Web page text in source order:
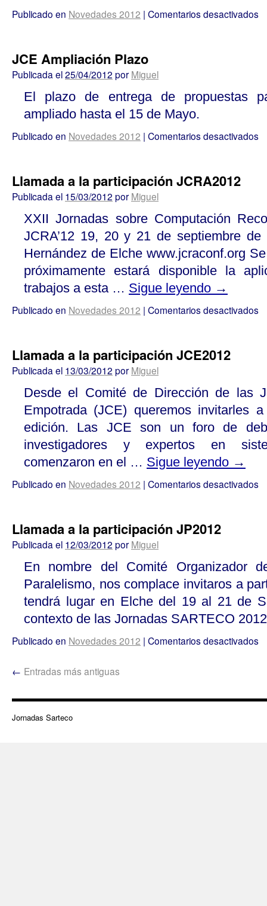
Publicado en Novedades 2012 | Comentarios desactivados
JCE Ampliación Plazo
Publicada el25/04/2012 por Miguel
El plazo de entrega de propuestas
ampliado hasta el 15 de Mayo.
Publicado en Novedades 2012 | Comentarios desactivados
Llamada a la participación JCRA2012
Publicada el 15/03/2012 por Miguel
XXII Jornadas sobre Computación
JCRA’12 19, 20 y 21 de septiembre
Hernández de Elche www.jcraconf.org
próximamente estará disponible la
trabajos a esta … Sigue leyendo →
Publicado en Novedades 2012 | Comentarios desactivados
Llamada a la participación JCE2012
Publicada el 13/03/2012 por Miguel
Desde el Comité de Dirección de las
Empotrada (JCE) queremos invitarles
edición. Las JCE son un foro de
investigadores y expertos en
comenzaron en el … Sigue leyendo →
Publicado en Novedades 2012 | Comentarios desactivados
Llamada a la participación JP2012
Publicada el 12/03/2012 por Miguel
En nombre del Comité Organizador
Paralelismo, nos complace invitaros a
tendrá lugar en Elche del 19 al 21 de
contexto de las Jornadas SARTECO
Publicado en Novedades 2012 | Comentarios desactivados
← Entradas más antiguas
Jornadas Sarteco